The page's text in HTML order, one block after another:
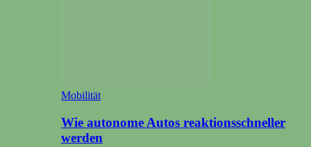
Mobilität
Wie autonome Autos reaktionsschneller
werden